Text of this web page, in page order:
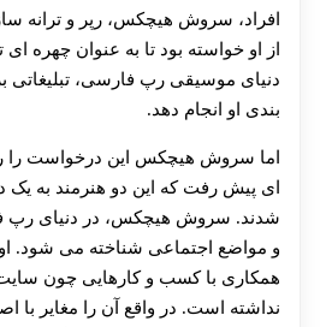
هات بت
افراد، سروش هیچکس، رپر و ترانه‌
از او خواسته بود تا به عنوان چهره‌ ای
دنیای موسیقی رپ فارسی،
بندی‌ او انجام دهد.
اما سروش هیچکس این درخواست را
ای پیش رفت که این دو هنرمند به یک
شدند. سروش هیچکس، در دنیای رپ
و مواضع اجتماعی شناخته می‌ شود. او
همکاری با کسب‌ و کارهایی چون
نداشته است. در واقع آن را مغایر